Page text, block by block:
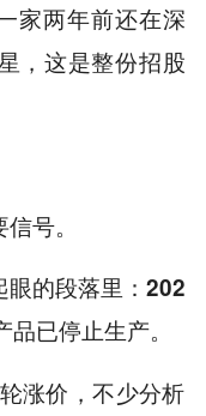
家两年前还在深
，这是整份招股
号。
的段落里： 202
已停止生产。
涨价，不少分析